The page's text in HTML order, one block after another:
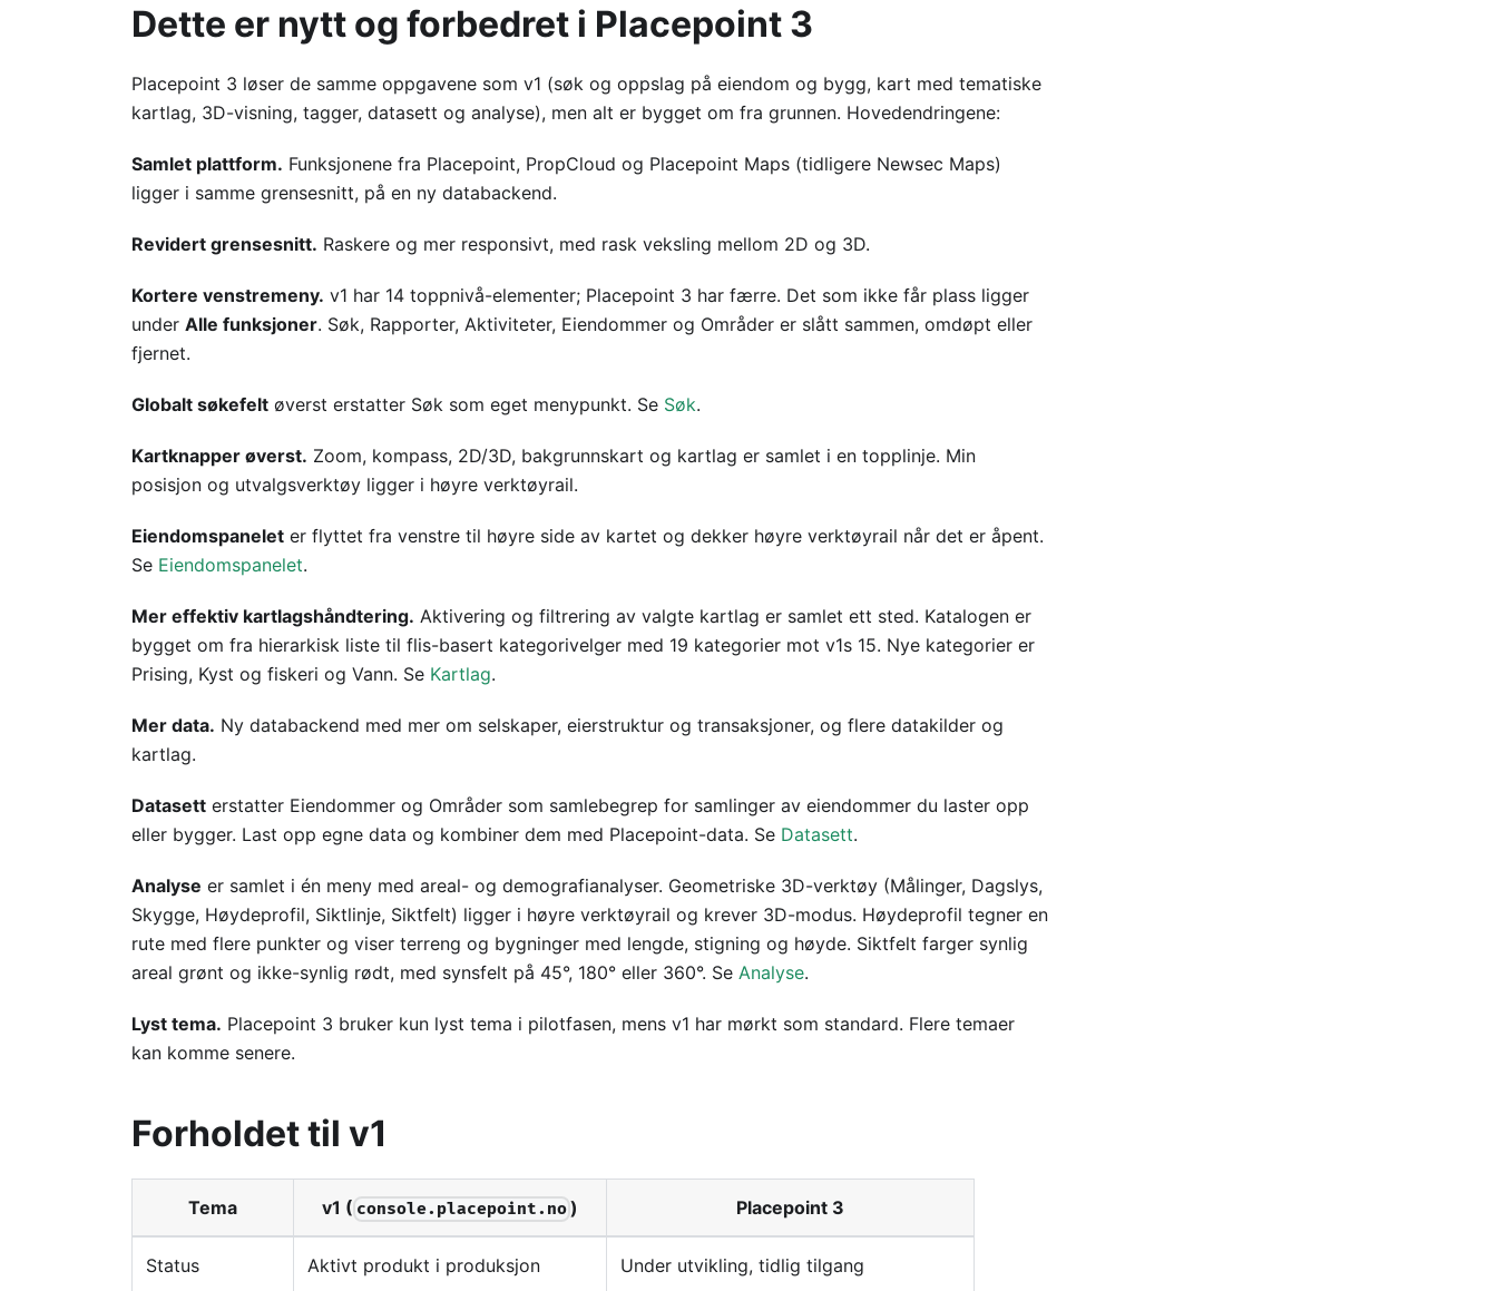
Dette er nytt og forbedret i Placepoint 3
Placepoint 3 løser de samme oppgavene som v1 (søk og oppslag på eiendom og bygg, kart med tematiske
kartlag, 3D-visning, tagger, datasett og analyse), men alt er bygget om fra grunnen. Hovedendringene:
Samlet plattform. Funksjonene fra Placepoint, PropCloud og Placepoint Maps (tidligere Newsec Maps)
ligger i samme grensesnitt, på en ny databackend.
Revidert grensesnitt. Raskere og mer responsivt, med rask veksling mellom 2D og 3D.
Kortere venstremeny. v1 har 14 toppnivå-elementer; Placepoint 3 har færre. Det som ikke får plass ligger
under Alle funksjoner. Søk, Rapporter, Aktiviteter, Eiendommer og Områder er slått sammen, omdøpt eller
fjernet.
Globalt søkefelt øverst erstatter Søk som eget menypunkt. Se Søk.
Kartknapper øverst. Zoom, kompass, 2D/3D, bakgrunnskart og kartlag er samlet i en topplinje. Min
posisjon og utvalgsverktøy ligger i høyre verktøyrail.
Eiendomspanelet er flyttet fra venstre til høyre side av kartet og dekker høyre verktøyrail når det er åpent.
Se Eiendomspanelet.
Mer effektiv kartlagshåndtering. Aktivering og filtrering av valgte kartlag er samlet ett sted. Katalogen er
bygget om fra hierarkisk liste til flis-basert kategorivelger med 19 kategorier mot v1s 15. Nye kategorier er
Prising, Kyst og fiskeri og Vann. Se Kartlag.
Mer data. Ny databackend med mer om selskaper, eierstruktur og transaksjoner, og flere datakilder og
kartlag.
Datasett erstatter Eiendommer og Områder som samlebegrep for samlinger av eiendommer du laster opp
eller bygger. Last opp egne data og kombiner dem med Placepoint-data. Se Datasett.
Analyse er samlet i én meny med areal- og demografianalyser. Geometriske 3D-verktøy (Målinger, Dagslys,
Skygge, Høydeprofil, Siktlinje, Siktfelt) ligger i høyre verktøyrail og krever 3D-modus. Høydeprofil tegner en
rute med flere punkter og viser terreng og bygninger med lengde, stigning og høyde. Siktfelt farger synlig
areal grønt og ikke-synlig rødt, med synsfelt på 45°, 180° eller 360°. Se Analyse.
Lyst tema. Placepoint 3 bruker kun lyst tema i pilotfasen, mens v1 har mørkt som standard. Flere temaer
kan komme senere.
Forholdet til v1
Tema v1 ( console.placepoint.no) Placepoint 3
Status Aktivt produkt i produksjon Under utvikling, tidlig tilgang